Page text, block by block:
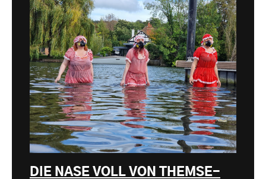
DIE NASE VOLL VON THEMSE-